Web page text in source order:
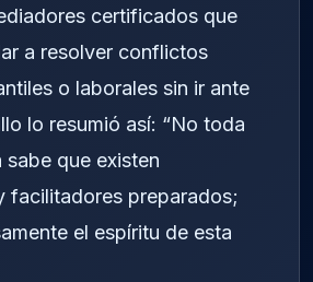
certificados que
a resolver conflictos
o laborales sin ir ante
lo resumió así: “No toda
sabe que existen
facilitadores preparados;
el espíritu de esta